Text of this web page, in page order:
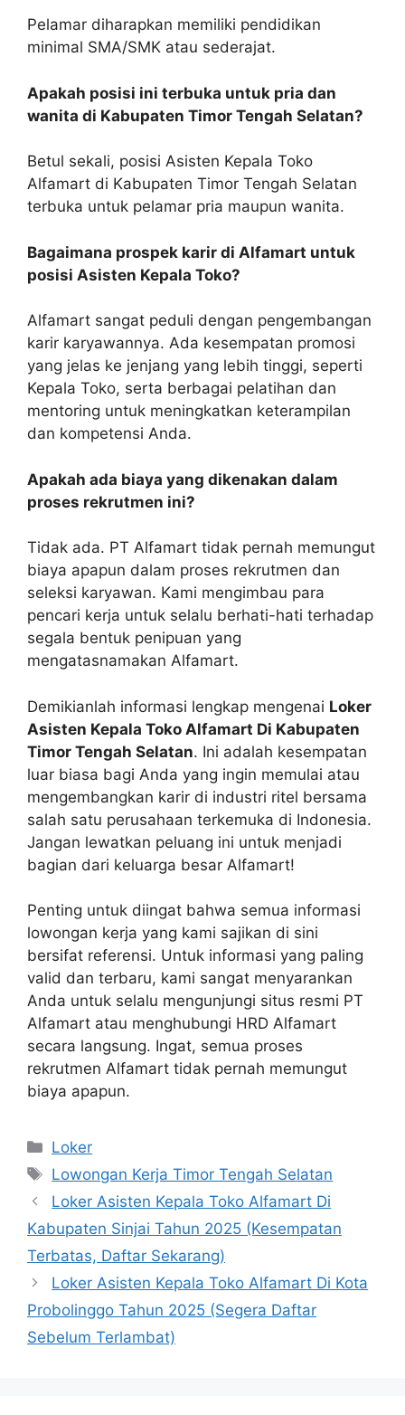
Pelamar diharapkan memiliki pendidikan
minimal SMA/SMK atau sederajat.
Apakah posisi ini terbuka untuk pria dan
wanita di Kabupaten Timor Tengah Selatan?
Betul sekali, posisi Asisten Kepala Toko
Alfamart di Kabupaten Timor Tengah Selatan
terbuka untuk pelamar pria maupun wanita.
Bagaimana prospek karir di Alfamart untuk
posisi Asisten Kepala Toko?
Alfamart sangat peduli dengan pengembangan
karir karyawannya. Ada kesempatan promosi
yang jelas ke jenjang yang lebih tinggi, seperti
Kepala Toko, serta berbagai pelatihan dan
mentoring untuk meningkatkan keterampilan
dan kompetensi Anda.
Apakah ada biaya yang dikenakan dalam
proses rekrutmen ini?
Tidak ada. PT Alfamart tidak pernah memungut
biaya apapun dalam proses rekrutmen dan
seleksi karyawan. Kami mengimbau para
pencari kerja untuk selalu berhati-hati terhadap
segala bentuk penipuan yang
mengatasnamakan Alfamart.
Demikianlah informasi lengkap mengenai Loker
Asisten Kepala Toko Alfamart Di Kabupaten
Timor Tengah Selatan. Ini adalah kesempatan
luar biasa bagi Anda yang ingin memulai atau
mengembangkan karir di industri ritel bersama
salah satu perusahaan terkemuka di Indonesia.
Jangan lewatkan peluang ini untuk menjadi
bagian dari keluarga besar Alfamart!
Penting untuk diingat bahwa semua informasi
lowongan kerja yang kami sajikan di sini
bersifat referensi. Untuk informasi yang paling
valid dan terbaru, kami sangat menyarankan
Anda untuk selalu mengunjungi situs resmi PT
Alfamart atau menghubungi HRD Alfamart
secara langsung. Ingat, semua proses
rekrutmen Alfamart tidak pernah memungut
biaya apapun.
Kategori
Loker
Tag
Lowongan Kerja Timor Tengah Selatan
Loker Asisten Kepala Toko Alfamart Di
Kabupaten Sinjai Tahun 2025 (Kesempatan
Terbatas, Daftar Sekarang)
Loker Asisten Kepala Toko Alfamart Di Kota
Probolinggo Tahun 2025 (Segera Daftar
Sebelum Terlambat)